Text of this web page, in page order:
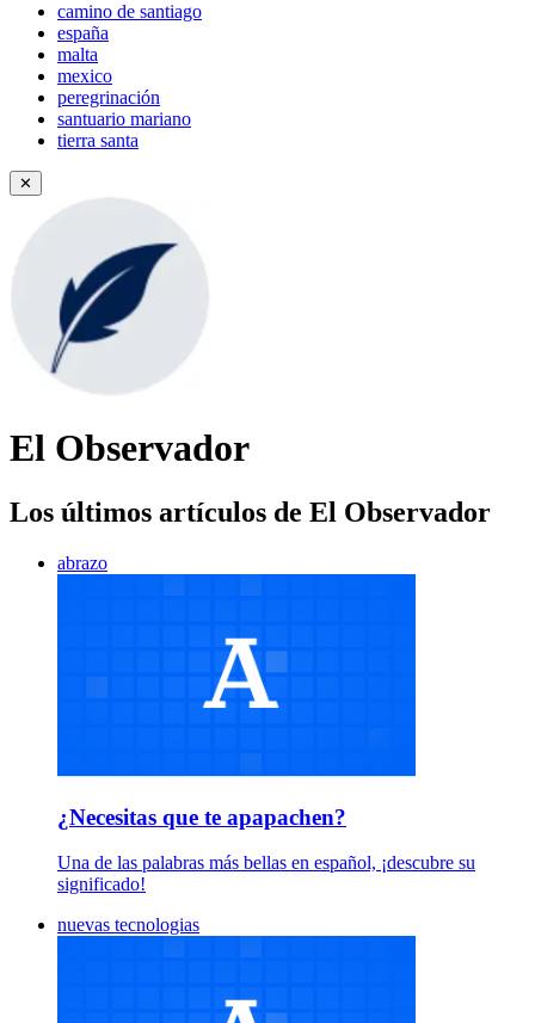
camino de santiago
españa
malta
mexico
peregrinación
santuario mariano
tierra santa
✕
El Observador
Los últimos artículos de El Observador
abrazo
¿Necesitas que te apapachen?
Una de las palabras más bellas en español, ¡descubre su
significado!
nuevas tecnologias